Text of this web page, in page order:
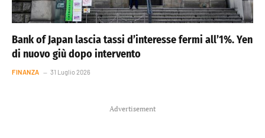
Bank of Japan lascia tassi d’interesse fermi all’1%. Yen
di nuovo giù dopo intervento
FINANZA 31 Luglio 2026
Advertisement